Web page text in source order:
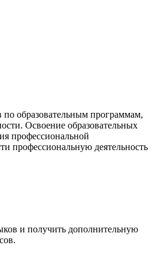
образовательным программам,
Освоение образовательных
профессиональной
профессиональную деятельность
и получить дополнительную